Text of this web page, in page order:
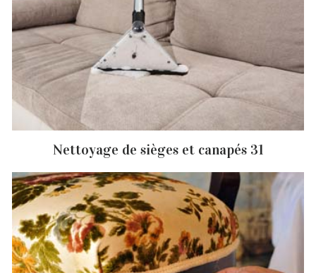
Nettoyage de sièges et canapés 31